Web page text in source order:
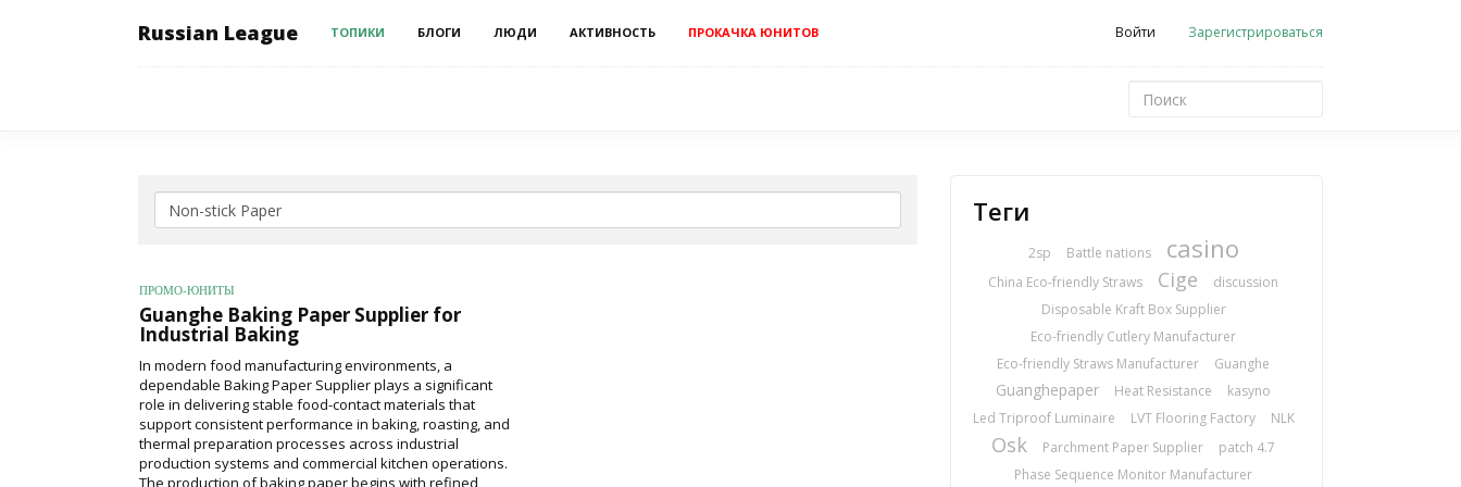
Russian League ТОПИКИ БЛОГИ ЛЮДИ АКТИВНОСТЬ ПРОКАЧКА ЮНИТОВ Войти Зарегистрироваться
ПРОМО-ЮНИТЫ
Guanghe Baking Paper Supplier for
Industrial Baking
In modern food manufacturing environments, a
dependable Baking Paper Supplier plays a significant
role in delivering stable food-contact materials that
support consistent performance in baking, roasting, and
thermal preparation processes across industrial
production systems and commercial kitchen operations.
The production of baking paper begins with refined
Теги
2sp Battle nations casino
China Eco-friendly Straws Cige
discussion
Disposable Kraft Box Supplier
Eco-friendly Cutlery Manufacturer
Eco-friendly Straws Manufacturer
Guanghe
Guanghepaper Heat Resistance
kasyno
Led Triproof Luminaire
LVT Flooring Factory NLK
Osk Parchment Paper Supplier
patch 4.7
Phase Sequence Monitor Manufacturer